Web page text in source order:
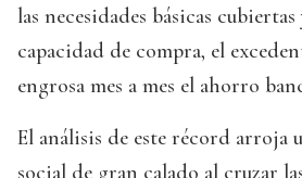
las necesidades básicas
capacidad de compra, el
engrosa mes a mes el ahorro
El análisis de este récord arroja